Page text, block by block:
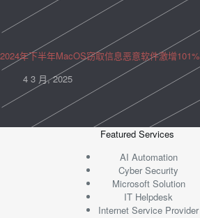
2024年下半年MacOS窃取信息恶意软件激增101%
4 3 月, 2025
Featured Services
AI Automation
Cyber Security
Microsoft Solution
IT Helpdesk
Internet Service Provider